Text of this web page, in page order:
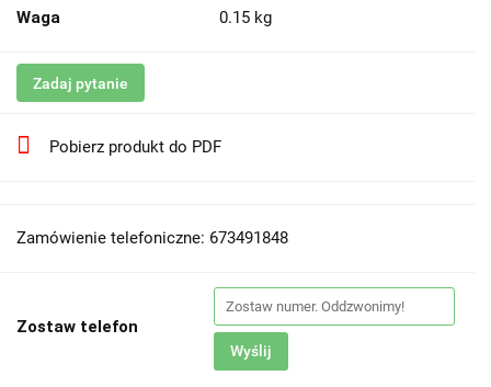
Waga 0.15 kg
Zadaj pytanie
Pobierz produkt do PDF
Zamówienie telefoniczne: 673491848
Zostaw telefon
Wyślij